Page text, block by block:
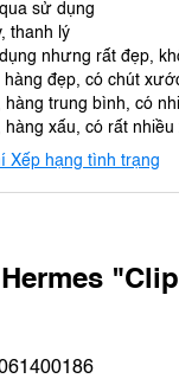
sử dụng
thanh lý
nhưng rất đẹp,
đẹp, có chút
trung bình, có
xấu, có rất
Xếp hạng tình trạng